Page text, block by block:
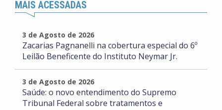
MAIS ACESSADAS
3 de Agosto de 2026
Zacarias Pagnanelli na cobertura especial do 6º
Leilão Beneficente do Instituto Neymar Jr.
3 de Agosto de 2026
Saúde: o novo entendimento do Supremo
Tribunal Federal sobre tratamentos e